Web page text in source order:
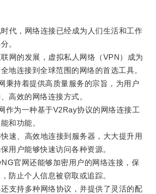
，网络连接已经成为人们生活和工作
。
的发展，虚拟私人网络（VPN）成为
地连接到全球范围的网络的首选工具。
持着提供高质量服务的宗旨，为用户
高效的网络连接方式。
为一种基于V2Ray协议的网络连接工
和功能。
、高效地连接到服务器，大大提升用
用户能够快速访问各种资源。
官网还能够加密用户的网络连接，保
防止个人信息被窃取或追踪。
持多种网络协议，并提供了灵活的配